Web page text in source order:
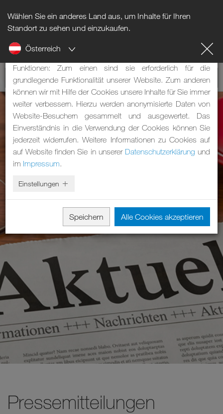
Wählen Sie ein anderes Land aus, um Inhalte für Ihren
Standort zu sehen und einzukaufen.
Österreich
Pressemitteilungen
Hinweis zu Cookies
Unsere Webseite verwendet Cookies. Diese haben zwei
Funktionen: Zum einen sind sie erforderlich für die
grundlegende Funktionalität unserer Website. Zum anderen
können wir mit Hilfe der Cookies unsere Inhalte für Sie immer
weiter verbessern. Hierzu werden anonymisierte Daten von
Website-Besuchern gesammelt und ausgewertet. Das
Einverständnis in die Verwendung der Cookies können Sie
jederzeit widerrufen. Weitere Informationen zu Cookies auf
auf Website finden Sie in unserer Datenschutzerklärung und
im Impressum.
Einstellungen
Speichern Alle Cookies akzeptieren